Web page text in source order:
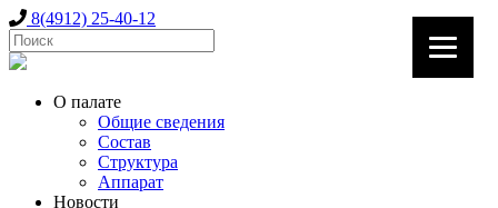
8(4912) 25-40-12
О палате
Общие сведения
Состав
Структура
Аппарат
Новости